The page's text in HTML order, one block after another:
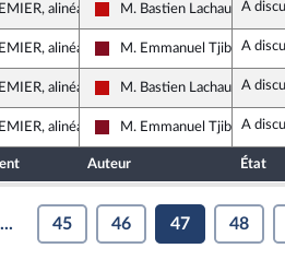
alinéa 1
La France insoumise -
M. Bastien Lachaud A
alinéa 1
Gauche Démocrate et
M. Emmanuel Tjibaou
A
alinéa 1
La France insoumise -
M. Bastien Lachaud A
alinéa 1
Gauche Démocrate et
M. Emmanuel Tjibaou
A
Auteur État
... 45 46 47 48